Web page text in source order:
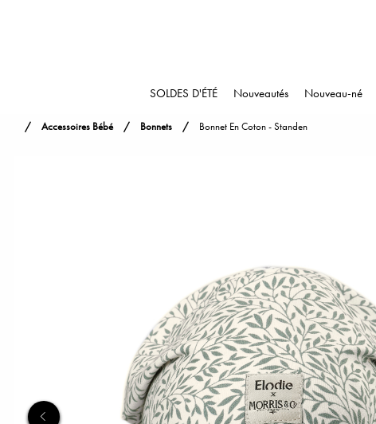
SOLDES D'ÉTÉ Nouveautés Nouveau-né
Accessoires Bébé Bonnets Bonnet En Coton - Standen